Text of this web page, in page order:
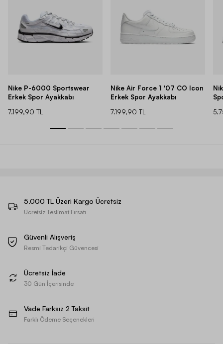
Nike P-6000 Sportswear
Erkek Spor Ayakkabı
7.199,90 TL
Nike Air Force 1 '07 CO Icon
Erkek Spor Ayakkabı
7.199,90 TL
5.000 TL Üzeri Kargo Ücretsiz
Ücretsiz Teslimat Fırsatı
Güvenli Alışveriş
Resmi Tedarikçi Güvencesi
Ücretsiz İade
30 Gün İçerisinde
Vade Farksız 2 Taksit
Farklı Ödeme Seçenekleri